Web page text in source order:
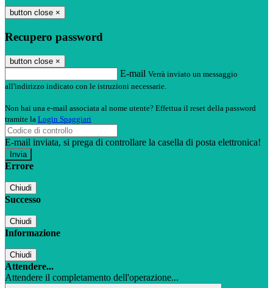
button close ×
Recupero password
button close ×
E-mail Verrà inviato un messaggio
all'indirizzo indicato con le istruzioni necessarie.
Non hai una e-mail associata al nome utente? Effettua il reset della password
tramite la Login Spaggiari
E-mail inviata, si prega di controllare la casella di posta elettronica!
Errore
Chiudi
Successo
Chiudi
Informazione
Chiudi
Attendere...
Attendere il completamento dell'operazione...